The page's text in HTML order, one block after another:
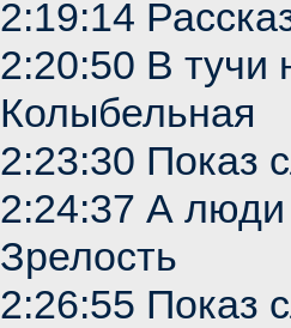
2:19:14
2:20:50 В
Колыбельная
2:23:30 Показ
2:24:37 А люди
Зрелость
2:26:55 Показ